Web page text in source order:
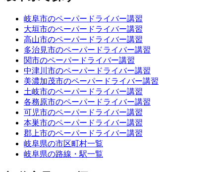
岐阜市のペーパードライバー講習
大垣市のペーパードライバー講習
高山市のペーパードライバー講習
多治見市のペーパードライバー講習
関市のペーパードライバー講習
中津川市のペーパードライバー講習
美濃加茂市のペーパードライバー講習
土岐市のペーパードライバー講習
各務原市のペーパードライバー講習
可児市のペーパードライバー講習
本巣市のペーパードライバー講習
郡上市のペーパードライバー講習
岐阜県の市区町村一覧
岐阜県の路線・駅一覧